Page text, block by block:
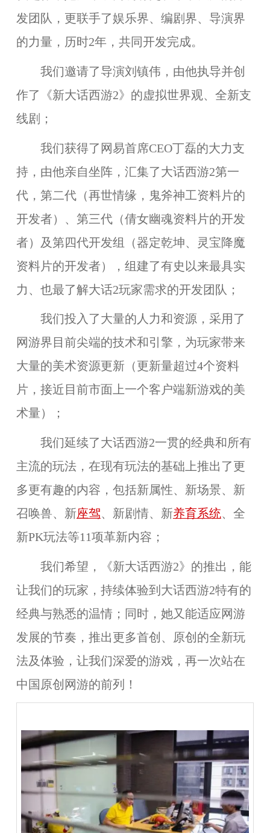
发团队，更联手了娱乐界、编剧界、导演界
的力量，历时2年，共同开发完成。
我们邀请了导演刘镇伟，由他执导并创
作了《新大话西游2》的虚拟世界观、全新支
线剧；
我们获得了网易首席CEO丁磊的大力支
持，由他亲自坐阵，汇集了大话西游2第一
代，第二代（再世情缘，鬼斧神工资料片的
开发者）、第三代（倩女幽魂资料片的开发
者）及第四代开发组（器定乾坤、灵宝降魔
资料片的开发者），组建了有史以来最具实
力、也最了解大话2玩家需求的开发团队；
我们投入了大量的人力和资源，采用了
网游界目前尖端的技术和引擎，为玩家带来
大量的美术资源更新（更新量超过4个资料
片，接近目前市面上一个客户端新游戏的美
术量）；
我们延续了大话西游2一贯的经典和所有
主流的玩法，在现有玩法的基础上推出了更
多更有趣的内容，包括新属性、新场景、新
召唤兽、新座驾、新剧情、新养育系统、全
新PK玩法等11项革新内容 ；
我们希望，《新大话西游2》的推出，能
让我们的玩家，持续体验到大话西游2特有的
经典与熟悉的温情；同时，她又能适应网游
发展的节奏，推出更多首创、原创的全新玩
法及体验，让我们深爱的游戏，再一次站在
中国原创网游的前列！